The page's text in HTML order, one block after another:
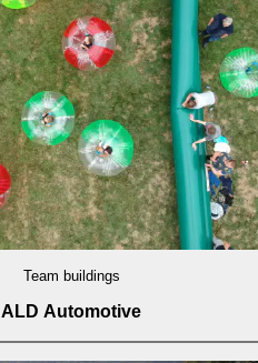
Team buildings
ALD Automotive